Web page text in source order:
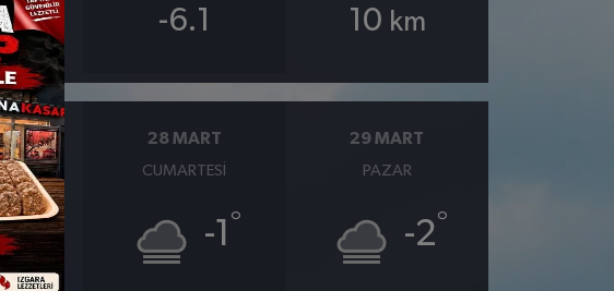
s -6.1 10 km
°
28 MART
CUMARTESI
-1 °
29 MART
PAZAR
-2°